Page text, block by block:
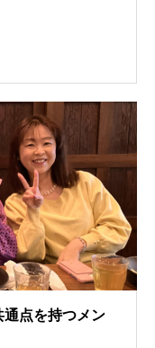
通点を持つメン